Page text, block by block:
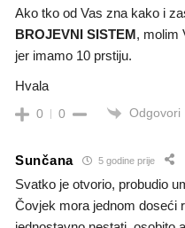
Ako tko od Vas zna kako i
BROJEVNI SISTEM, molim
jer imamo 10 prstiju.
Hvala
0 0 Odgovori
Sunčana 5 godine prije
Svatko je otvorio, probudio
Čovjek mora jednom doseći